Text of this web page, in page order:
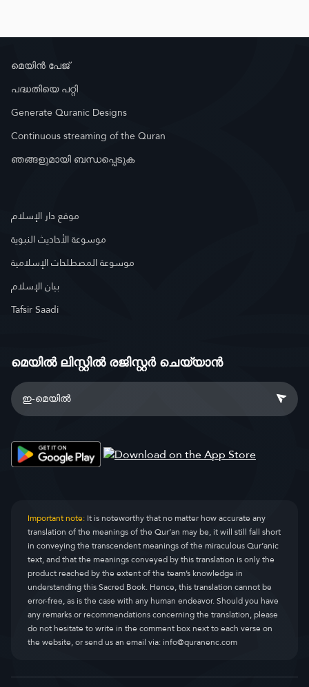
മെയിൻ പേജ്
പദ്ധതിയെ പറ്റി
Generate Quranic Designs
Continuous streaming of the Quran
ഞങ്ങളുമായി ബന്ധപ്പെടുക
موقع دار الإسلام
موسوعة الأحاديث النبوية
موسوعة المصطلحات الإسلامية
بيان الإسلام
Tafsir Saadi
മെയിൽ ലിസ്റ്റിൽ രജിസ്റ്റർ ചെയ്യാൻ
Important note:It is noteworthy that no matter how accurate any
translation of the meanings of the Qur’an may be, it will still fall short
in conveying the transcendent meanings of the miraculous Qur’anic
text, and that the meanings conveyed by this translation is only the
product reached by the extent of the team’s knowledge in
understanding this Sacred Book. Hence, this translation cannot be
error-free, as is the case with any human endeavor. Should you have
any remarks or recommendations concerning the translation, please
do not hesitate to write in the comment box next to each verse on
the website, or send us an email via:info@quranenc.com